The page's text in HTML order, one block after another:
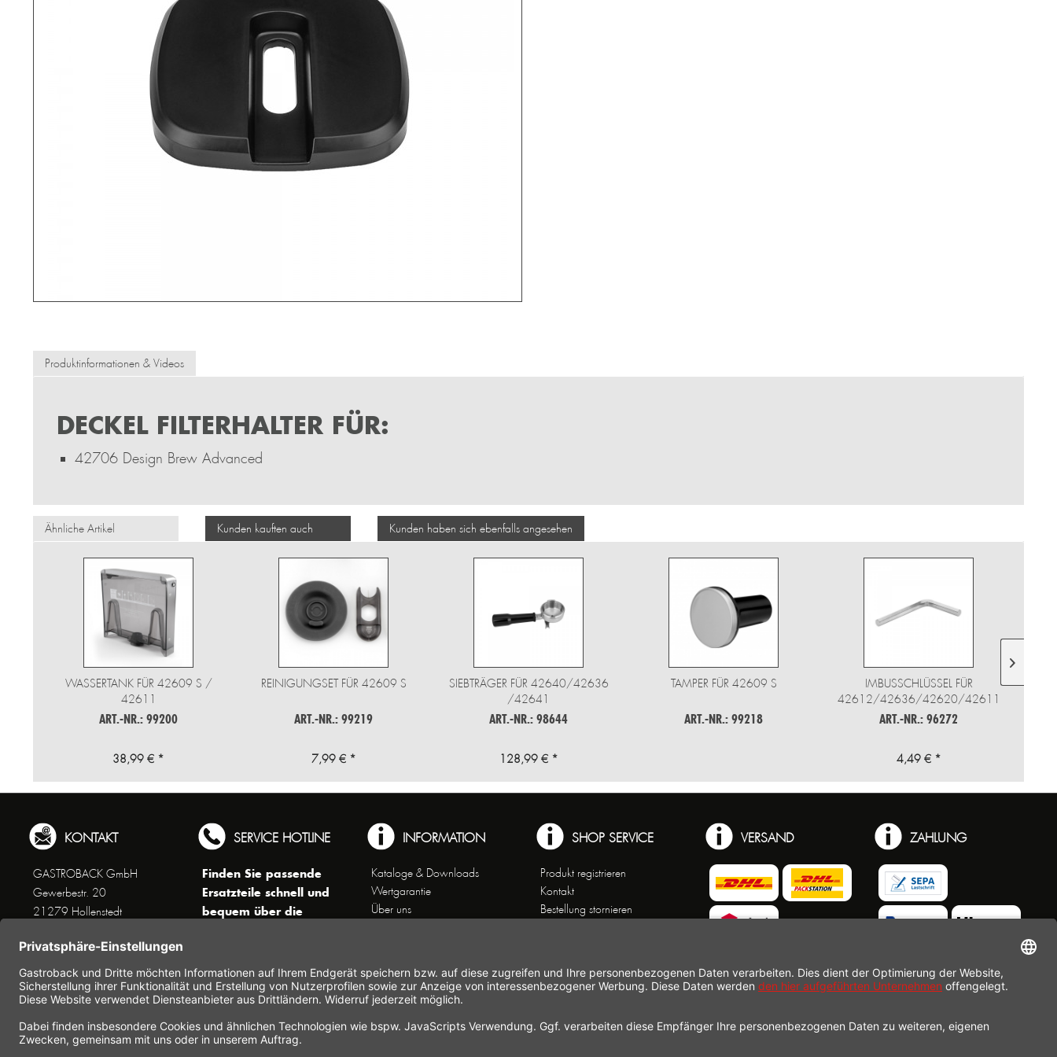
Produktinformationen & Videos
DECKEL FILTERHALTER FÜR:
42706 Design Brew Advanced
Ähnliche Artikel Kunden kauften auch Kunden haben sich ebenfalls angesehen
WASSERTANK FÜR 42609 S /
42611
ART.-NR.: 99200
38,99 € *
REINIGUNGSET FÜR 42609 S
ART.-NR.: 99219
7,99 € *
SIEBTRÄGER FÜR 42640/42636
/42641
ART.-NR.: 98644
128,99 € *
TAMPER FÜR 42609 S
ART.-NR.: 99218
IMBUSSCHLÜSSEL FÜR
42612/42636/42620/42611
ART.-NR.: 96272
4,49 € *
KONTAKT
GASTROBACK GmbH
Gewerbestr. 20
21279 Hollenstedt
SERVICE HOTLINE
Finden Sie passende
Ersatzteile schnell und
bequem über die
erreichen Sie telefonisch
Dienstags bis Donnerstags von
10 bis 16 Uhr (außer an
Feiertagen) unter Telefon +49
(0) 41 65 / 22 25 - 0
INFORMATION
Kataloge & Downloads
Wertgarantie
Über uns
Affiliate-Partnerprogramm
Themenwelten
Handelsvertretungen
SHOP SERVICE
Produkt registrieren
Kontakt
Bestellung stornieren
Widerrufsformular
VERSAND ZAHLUNG